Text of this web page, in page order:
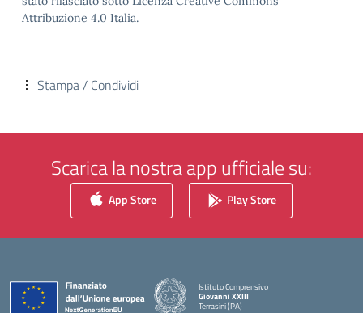
Attribuzione 4.0 Italia.
Stampa / Condividi
Scarica la nostra app ufficiale su:
App Store Play Store
Istituto Comprensivo
Giovanni XXIII
Terrasini (PA)